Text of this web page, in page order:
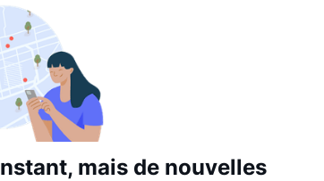
mais de nouvelles